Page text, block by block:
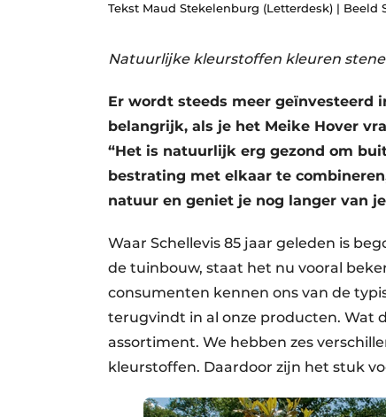
Tekst Maud Stekelenburg (Letterdesk) | Beeld
Natuurlijke kleurstoffen kleuren
Er wordt steeds meer geïnvesteerd
belangrijk, als je het Meike Hover
“Het is natuurlijk erg gezond om
bestrating met elkaar te
natuur en geniet je nog langer van
Waar Schellevis 85 jaar geleden is
de tuinbouw, staat het nu vooral
consumenten kennen ons van de
terugvindt in al onze producten. Wat
assortiment. We hebben zes
kleurstoffen. Daardoor zijn het stuk